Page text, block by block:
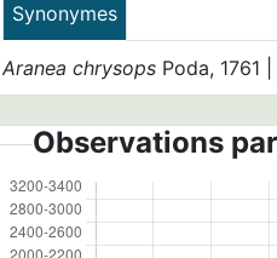
Synonymes
Aranea chrysops Poda, 1761 |
Observations